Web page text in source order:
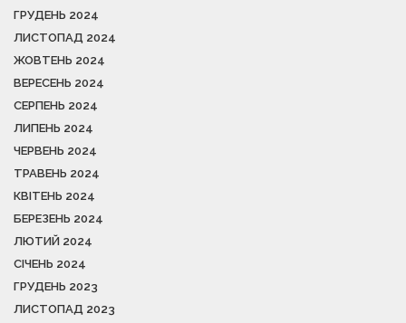
ГРУДЕНЬ 2024
ЛИСТОПАД 2024
ЖОВТЕНЬ 2024
ВЕРЕСЕНЬ 2024
СЕРПЕНЬ 2024
ЛИПЕНЬ 2024
ЧЕРВЕНЬ 2024
ТРАВЕНЬ 2024
КВІТЕНЬ 2024
БЕРЕЗЕНЬ 2024
ЛЮТИЙ 2024
СІЧЕНЬ 2024
ГРУДЕНЬ 2023
ЛИСТОПАД 2023